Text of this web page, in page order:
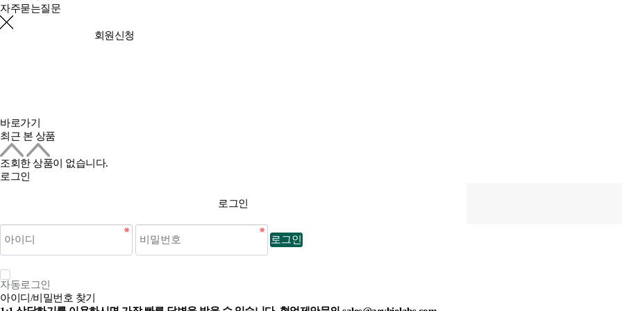
자주묻는질문
회원신청
바로가기
최근 본 상품
조회한 상품이 없습니다.
로그인
로그인
로그인
자동로그인
아이디/비밀번호 찾기